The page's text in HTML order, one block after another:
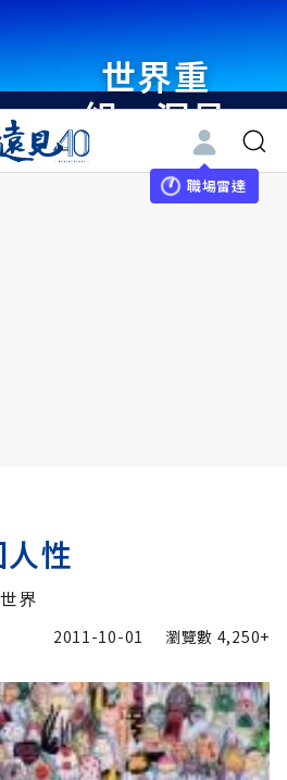
世界重
組・洞見
未來 與
世界領袖
職場雷達
性
界
2011-10-01 瀏覽數 4,250+